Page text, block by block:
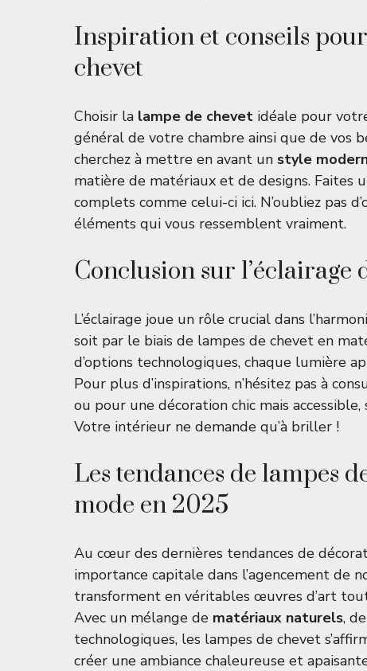
Inspiration et conseils
chevet
Choisir la lampe de chevet idéale pour
général de votre chambre ainsi que de vos
cherchez à mettre en avant un style
matière de matériaux et de designs. Faites
complets comme celui-ci ici. N’oubliez pas
éléments qui vous ressemblent vraiment.
Conclusion sur l’éclairage
L’éclairage joue un rôle crucial dans
soit par le biais de lampes de chevet en
d’options technologiques, chaque lumière
Pour plus d’inspirations, n’hésitez pas à
ou pour une décoration chic mais accessible,
Votre intérieur ne demande qu’à briller !
Les tendances de lampes
mode en 2025
Au cœur des dernières tendances de
importance capitale dans l’agencement de
transforment en véritables œuvres d’art
Avec un mélange de matériaux naturels,
technologiques, les lampes de chevet
créer une ambiance chaleureuse et